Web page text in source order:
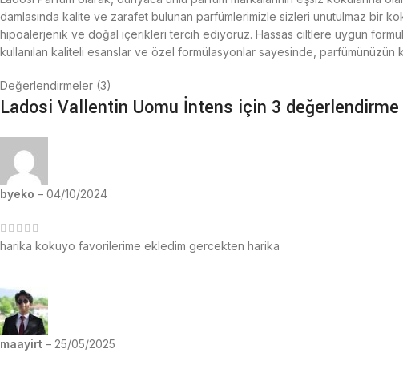
damlasında kalite ve zarafet bulunan parfümlerimizle sizleri unutulmaz bir
hipoalerjenik ve doğal içerikleri tercih ediyoruz. Hassas ciltlere uygun
kullanılan kaliteli esanslar ve özel formülasyonlar sayesinde,
Değerlendirmeler (3)
Ladosi Vallentin Uomu İntens için 3 değerlendirme
byeko – 04/10/2024
harika kokuyo favorilerime ekledim gercekten harika
maayirt – 25/05/2025